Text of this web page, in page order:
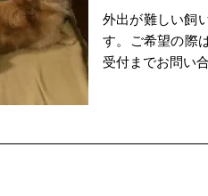
外出が難しい飼
す。ご希望の際
受付までお問い